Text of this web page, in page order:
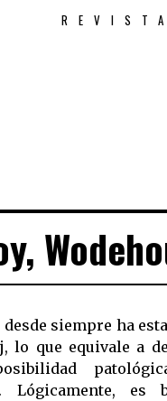
siempre ha
a decir que
es